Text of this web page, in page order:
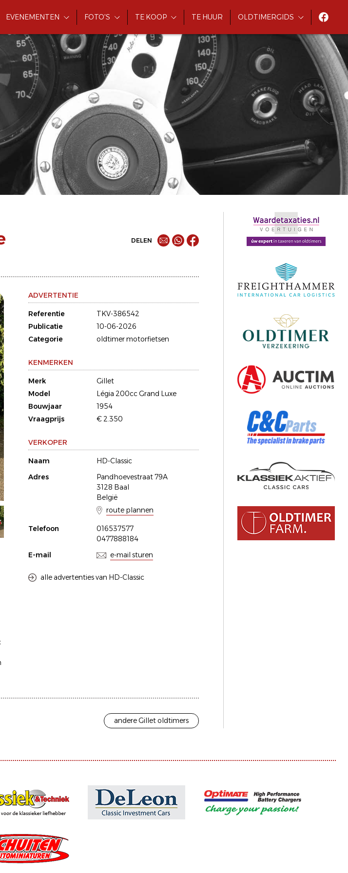
EVENEMENTEN FOTO'S TE KOOP TE HUUR OLDTIMERGIDS
DELEN
ADVERTENTIE
Referentie
TKV-386542
Publicatie
10-06-2026
Categorie
oldtimer motorfietsen
KENMERKEN
Merk
Gillet
Model
Légia 200cc Grand Luxe
Bouwjaar
1954
Vraagprijs
€ 2.350
VERKOPER
Naam
HD-Classic
Adres
Pandhoevestraat 79A
3128 Baal
België
route plannen
Telefoon
016537577
0477888184
E-mail
e-mail sturen
alle advertenties van HD-Classic
andere Gillet oldtimers